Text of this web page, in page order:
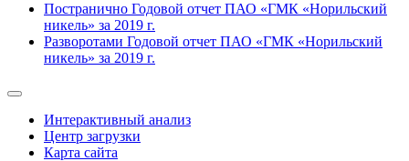
Постранично Годовой отчет ПАО «ГМК «Норильский
никель» за 2019 г.
Разворотами Годовой отчет ПАО «ГМК «Норильский
никель» за 2019 г.
Интерактивный анализ
Центр загрузки
Карта сайта